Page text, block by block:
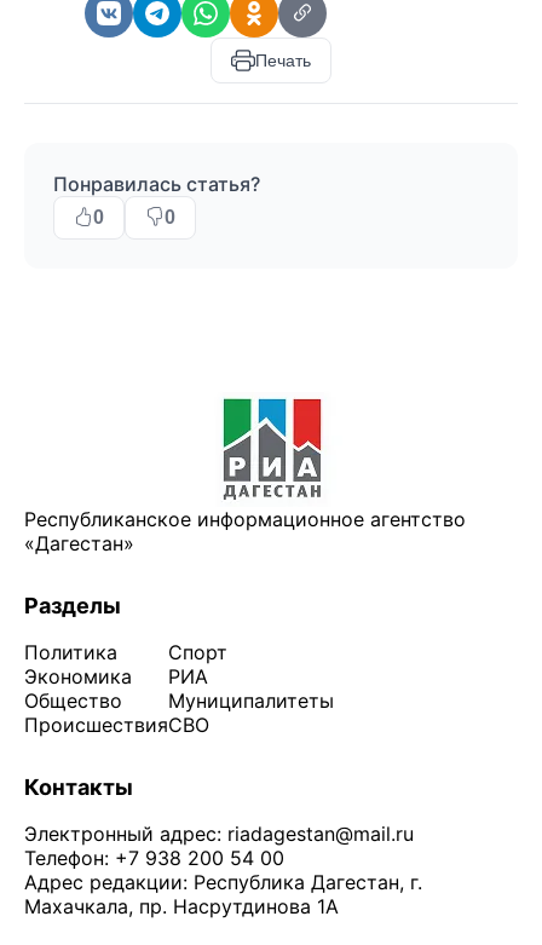
Печать
Понравилась статья?
0 0
Республиканское информационное агентство
«Дагестан»
Разделы
Политика
Экономика
Общество
Происшествия
Спорт
РИА
Муниципалитеты
СВО
Контакты
Электронный адрес: riadagestan@mail.ru
Телефон: +7 938 200 54 00
Адрес редакции: Республика Дагестан, г.
Махачкала, пр. Насрутдинова 1А